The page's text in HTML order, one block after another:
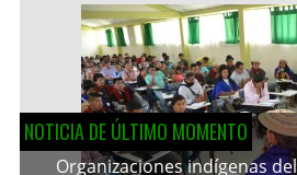
NOTICIA DE ÚLTIMO MOMENTO
Organizaciones indígenas